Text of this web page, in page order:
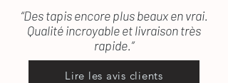
“Des tapis encore plus beaux en vrai.
Qualité incroyable et livraison très
rapide.”
Lire les avis clients